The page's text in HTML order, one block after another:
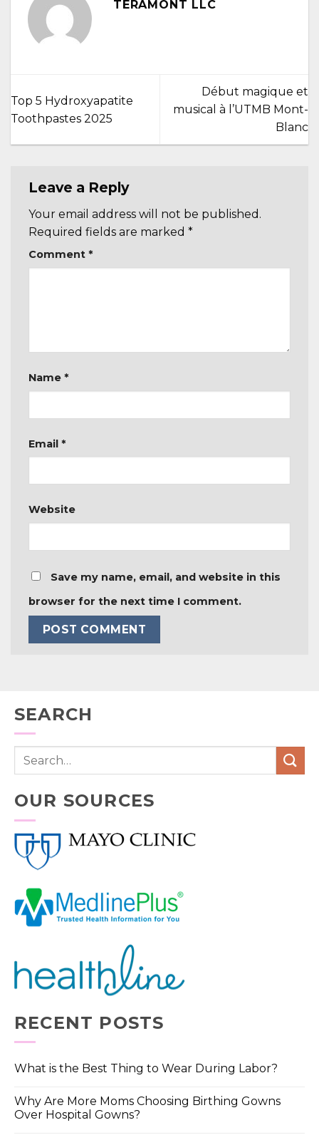
TERAMONT LLC
Top 5 Hydroxyapatite
Toothpastes 2025
Début magique et
musical à l’UTMB Mont-
Blanc
Leave a Reply
Your email address will not be published.
Required fields are marked *
Comment *
Name *
Email *
Website
Save my name, email, and website in this
browser for the next time I comment.
SEARCH
OUR SOURCES
RECENT POSTS
What is the Best Thing to Wear During Labor?
Why Are More Moms Choosing Birthing Gowns
Over Hospital Gowns?